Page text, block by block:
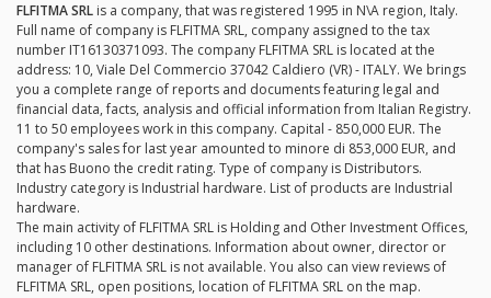
FLFITMA SRL is a company, that was registered 1995 in N\A region, Italy.
Full name of company is FLFITMA SRL, company assigned to the tax
number IT16130371093. The company FLFITMA SRL is located at the
address: 10, Viale Del Commercio 37042 Caldiero (VR) - ITALY. We brings
you a complete range of reports and documents featuring legal and
financial data, facts, analysis and official information from Italian Registry.
11 to 50 employees work in this company. Capital - 850,000 EUR. The
company's sales for last year amounted to minore di 853,000 EUR, and
that has Buono the credit rating. Type of company is Distributors.
Industry category is Industrial hardware. List of products are Industrial
hardware.
The main activity of FLFITMA SRL is Holding and Other Investment Offices,
including 10 other destinations. Information about owner, director or
manager of FLFITMA SRL is not available. You also can view reviews of
FLFITMA SRL, open positions, location of FLFITMA SRL on the map.